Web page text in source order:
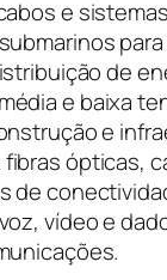
e sistemas
para
de
e baixa
e
ópticas,
de
vídeo e